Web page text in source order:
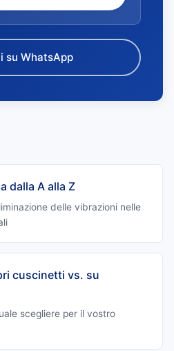
su WhatsApp
dalla A alla Z
delle vibrazioni nelle
cuscinetti vs. su
scegliere per il vostro